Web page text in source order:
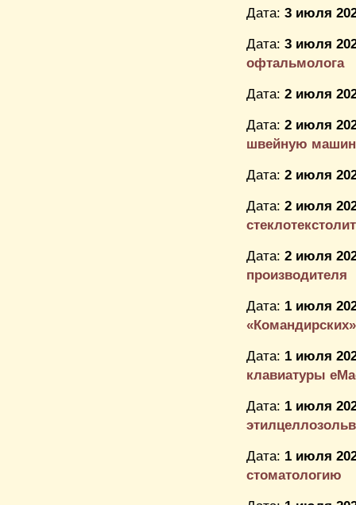
Дата: 3 июля
Дата: 3 июля
офтальмолога
Дата: 2 июля
Дата: 2 июля
швейную
Дата: 2 июля
Дата: 2 июля
Дата: 2 июля
производителя
Дата: 1 июля
Дата: 1 июля
клавиатуры
Дата: 1 июля
Дата: 1 июля
стоматологию